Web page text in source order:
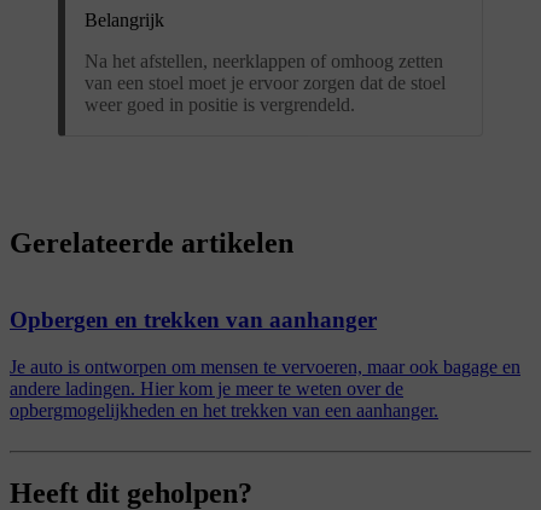
Belangrijk
Na het afstellen, neerklappen of omhoog zetten
van een stoel moet je ervoor zorgen dat de stoel
weer goed in positie is vergrendeld.
Gerelateerde artikelen
Opbergen en trekken van aanhanger
Je auto is ontworpen om mensen te vervoeren, maar ook bagage en
andere ladingen. Hier kom je meer te weten over de
opbergmogelijkheden en het trekken van een aanhanger.
Heeft dit geholpen?